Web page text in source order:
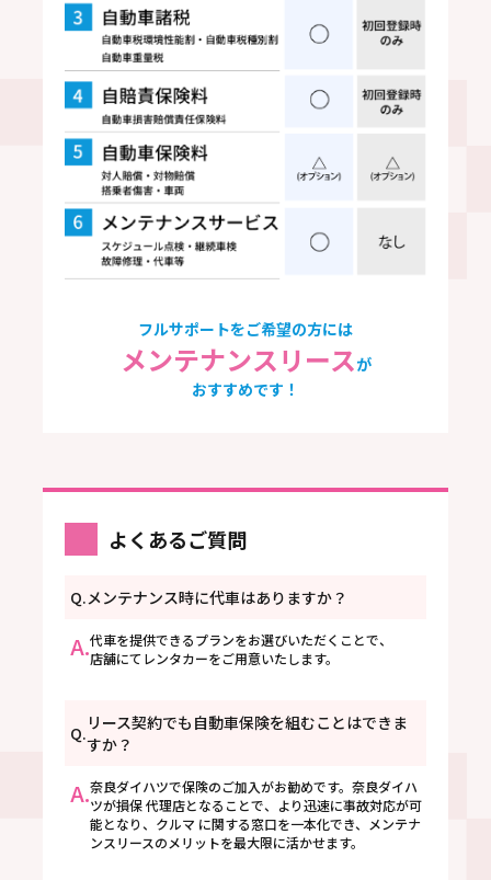
フルサポートをご希望の方には
メンテナンスリースが
おすすめです！
よくあるご質問
Q.メンテナンス時に代車はありますか？
A.代車を提供できるプランをお選びいただくことで、
店舗にてレンタカーをご用意いたします。
Q. リース契約でも自動車保険を組むことはできま
すか？
A.奈良ダイハツで保険のご加入がお勧めです。奈良ダイハ
ツが損保 代理店となることで、より迅速に事故対応が可
能となり、クルマ に関する窓口を一本化でき、メンテナ
ンスリースのメリットを最大限に活かせます。